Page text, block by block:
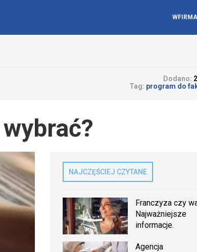
WFIRMA
Dodano:
Tag: program do
NAJCZĘŚCIEJ CZYTANE
Franczyza czy
Najważniejsze
informacje.
Agencja